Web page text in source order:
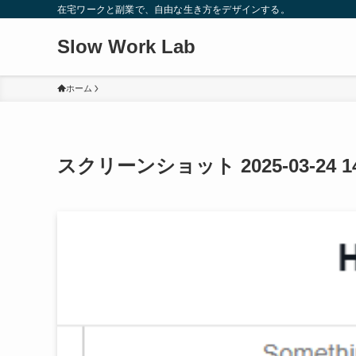
在宅ワークと副業で、自由な生き方をデザインする。
Slow Work Lab
ホーム
スクリーンショット 2025-03-24